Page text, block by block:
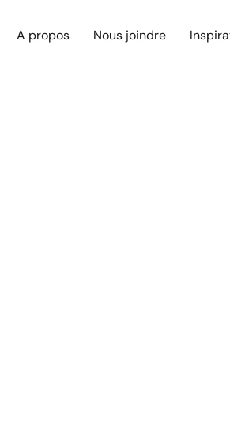
A propos Nous joindre